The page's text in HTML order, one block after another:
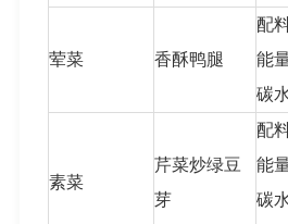
荤菜 香酥鸭腿
配
能
碳
素菜
芹菜炒绿豆
芽
配
能
碳